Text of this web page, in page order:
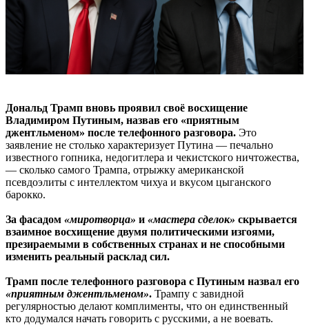
Дональд Трамп вновь проявил своё восхищение
Владимиром Путиным, назвав его «приятным
джентльменом» после телефонного разговора. Это
заявление не столько характеризует Путина — печально
известного гопника, недогитлера и чекистского ничтожества,
— сколько самого Трампа, отрыжку американской
псевдоэлиты с интеллектом чихуа и вкусом цыганского
барокко.
За фасадом «миротворца» и «мастера сделок» скрывается
взаимное восхищение двумя политическими изгоями,
презираемыми в собственных странах и не способными
изменить реальный расклад сил.
Трамп после телефонного разговора с Путиным назвал его
«приятным джентльменом». Трампу с завидной
регулярностью делают комплименты, что он единственный
кто додумался начать говорить с русскими, а не воевать.